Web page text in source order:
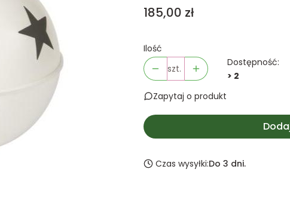
Cena
185,00 zł
Ilość
szt.
Dostępność:
> 2
Zapytaj o produkt
Czas wysyłki:Do 3 dni.